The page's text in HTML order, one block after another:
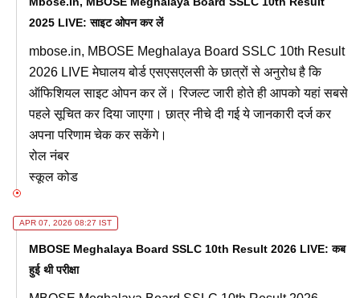
2025 LIVE: साइट ओपन कर लें
mbose.in, MBOSE Meghalaya Board SSLC 10th Result
2026 LIVE मेघालय बोर्ड एसएसएलसी के छात्रों से अनुरोध है कि
ऑफिशियल साइट ओपन कर लें। रिजल्ट जारी होते ही आपको यहां सबसे
पहले सूचित कर दिया जाएगा। छात्र नीचे दी गई ये जानकारी दर्ज कर
अपना परिणाम चेक कर सकेंगे।
रोल नंबर
स्कूल कोड
APR 07, 2026 08:27 IST
MBOSE Meghalaya Board SSLC 10th Result 2026 LIVE: कब
हुई थी परीक्षा